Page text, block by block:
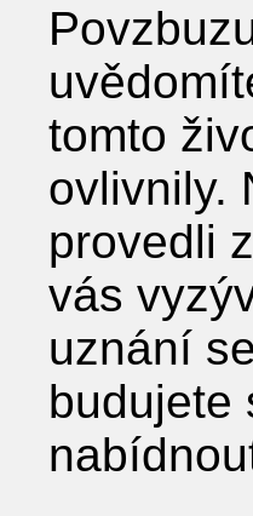
tomto
ovlivnily.
provedli
vás
uznání
budujete